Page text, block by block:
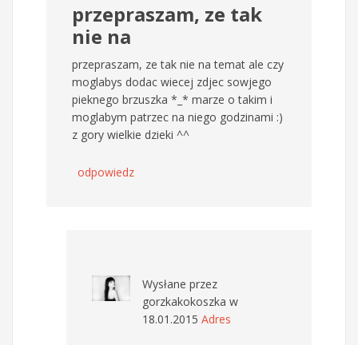
przepraszam, ze tak
nie na
przepraszam, ze tak nie na temat ale czy
moglabys dodac wiecej zdjec sowjego
pieknego brzuszka *_* marze o takim i
moglabym patrzec na niego godzinami :)
z gory wielkie dzieki ^^
odpowiedz
Wysłane przez
gorzkakokoszka w
18.01.2015 Adres